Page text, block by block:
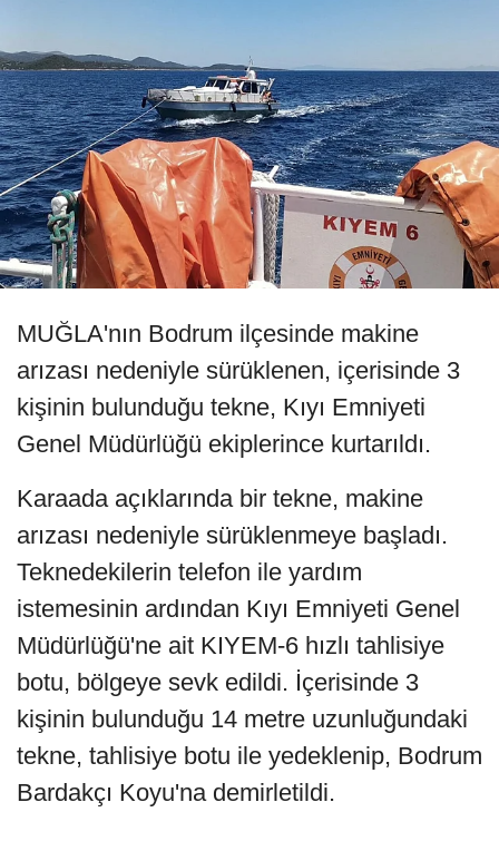
MUĞLA'nın Bodrum ilçesinde makine
arızası nedeniyle sürüklenen, içerisinde 3
kişinin bulunduğu tekne, Kıyı Emniyeti
Genel Müdürlüğü ekiplerince kurtarıldı.
Karaada açıklarında bir tekne, makine
arızası nedeniyle sürüklenmeye başladı.
Teknedekilerin telefon ile yardım
istemesinin ardından Kıyı Emniyeti Genel
Müdürlüğü'ne ait KIYEM-6 hızlı tahlisiye
botu, bölgeye sevk edildi. İçerisinde 3
kişinin bulunduğu 14 metre uzunluğundaki
tekne, tahlisiye botu ile yedeklenip, Bodrum
Bardakçı Koyu'na demirletildi.